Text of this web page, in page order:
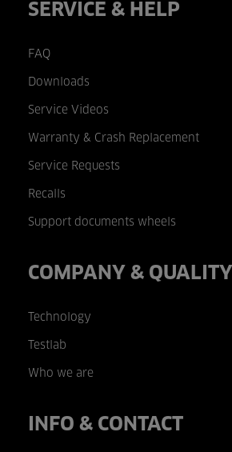
SERVICE & HELP
FAQ
Downloads
Service Videos
Warranty & Crash Replacement
Service Requests
Recalls
Support documents wheels
COMPANY & QUALITY
Technology
Testlab
Who we are
INFO & CONTACT